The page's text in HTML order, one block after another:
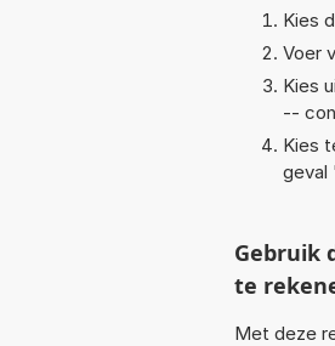
Kies
Voer
Kies
--
Kies
geval '
Gebruik
te
Met deze